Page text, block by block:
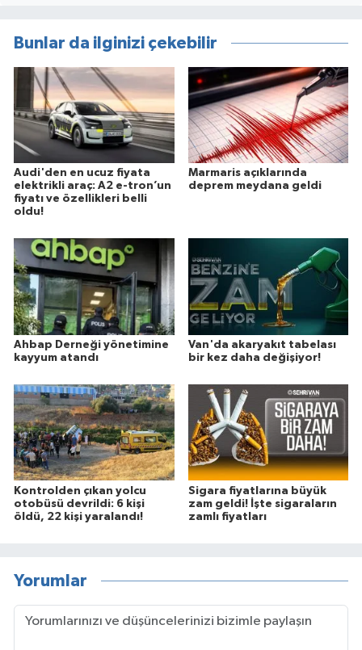
Bunlar da ilginizi çekebilir
Audi'den en ucuz fiyata
elektrikli araç: A2 e-tron’un
fiyatı ve özellikleri belli
oldu!
Marmaris açıklarında
deprem meydana geldi
Ahbap Derneği yönetimine
kayyum atandı
Van'da akaryakıt tabelası
bir kez daha değişiyor!
Kontrolden çıkan yolcu
otobüsü devrildi: 6 kişi
öldü, 22 kişi yaralandı!
Sigara fiyatlarına büyük
zam geldi! İşte sigaraların
zamlı fiyatları
Yorumlar